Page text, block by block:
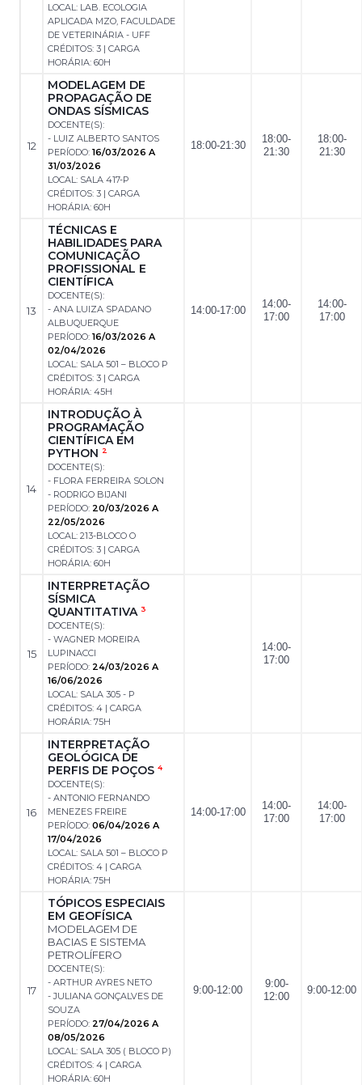
LOCAL: LAB. ECOLOGIA
APLICADA MZO, FACULDADE
DE VETERINÁRIA - UFF
CRÉDITOS: 3 | CARGA
HORÁRIA: 60H
12
MODELAGEM DE
PROPAGAÇÃO DE
ONDAS SÍSMICAS
DOCENTE(S):
- LUIZ ALBERTO SANTOS
PERÍODO: 16/03/2026 A
31/03/2026
LOCAL: SALA 417-P
CRÉDITOS: 3 | CARGA
HORÁRIA: 60H
18:00-21:30
18:00-
21:30
18:00-
21:30
13
TÉCNICAS E
HABILIDADES PARA
COMUNICAÇÃO
PROFISSIONAL E
CIENTÍFICA
DOCENTE(S):
- ANA LUIZA SPADANO
ALBUQUERQUE
PERÍODO: 16/03/2026 A
02/04/2026
LOCAL: SALA 501 – BLOCO P
CRÉDITOS: 3 | CARGA
HORÁRIA: 45H
14:00-17:00
14:00-
17:00
14:00-
17:00
14
INTRODUÇÃO À
PROGRAMAÇÃO
CIENTÍFICA EM
PYTHON 2
DOCENTE(S):
- FLORA FERREIRA SOLON
- RODRIGO BIJANI
PERÍODO: 20/03/2026 A
22/05/2026
LOCAL: 213-BLOCO O
CRÉDITOS: 3 | CARGA
HORÁRIA: 60H
15
INTERPRETAÇÃO
SÍSMICA
QUANTITATIVA 3
DOCENTE(S):
- WAGNER MOREIRA
LUPINACCI
PERÍODO: 24/03/2026 A
16/06/2026
LOCAL: SALA 305 - P
CRÉDITOS: 4 | CARGA
HORÁRIA: 75H
14:00-
17:00
16
INTERPRETAÇÃO
GEOLÓGICA DE
PERFIS DE POÇOS 4
DOCENTE(S):
- ANTONIO FERNANDO
MENEZES FREIRE
PERÍODO: 06/04/2026 A
17/04/2026
LOCAL: SALA 501 – BLOCO P
CRÉDITOS: 4 | CARGA
HORÁRIA: 75H
14:00-17:00
14:00-
17:00
14:00-
17:00
17
TÓPICOS ESPECIAIS
EM GEOFÍSICA
MODELAGEM DE
BACIAS E SISTEMA
PETROLÍFERO
DOCENTE(S):
- ARTHUR AYRES NETO
- JULIANA GONÇALVES DE
SOUZA
PERÍODO: 27/04/2026 A
08/05/2026
LOCAL: SALA 305 ( BLOCO P)
CRÉDITOS: 4 | CARGA
HORÁRIA: 60H
9:00-12:00
9:00-
12:00
9:00-12:00